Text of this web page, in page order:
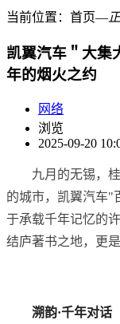
当前位置： 首页―
凯翼汽车＂大集
年的烟火之约
网络
浏览
2025-09-20
九月的无锡，
的城市，凯翼汽车"
于承载千年记忆的
结庐著书之地，更
溯韵·千年对话